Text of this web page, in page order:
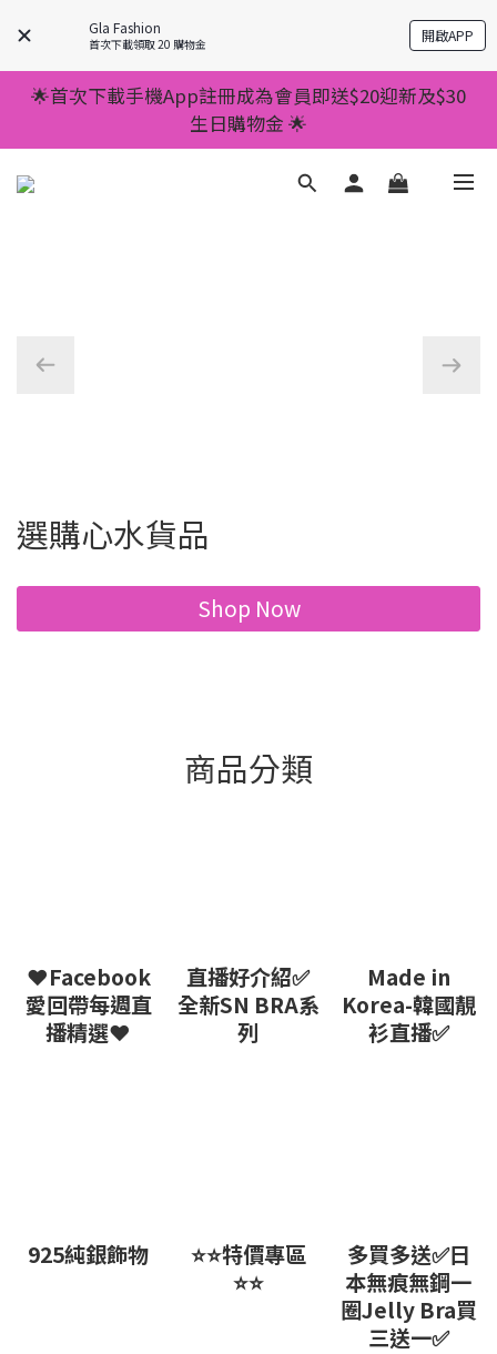
Gla Fashion
首次下載領取 20 購物金 開啟APP
💥正價服裝滿減優惠💥 ✅一件起包順豐 ✅第二件起減
$20 ✅第三件減$40    如此類推⬆不設上限
💥正價服裝滿減優惠💥 ✅一件起包順豐 ✅第二件起減
$20 ✅第三件減$40    如此類推⬆不設上限
🌟首次下載手機App註冊成為會員即送$20迎新及$30
生日購物金 🌟
🌟手機App消費儲積分當購物金用🌟消費1元有1分 🌟
累積滿100分可當1元使用🌟
選購心水貨品
Shop Now
商品分類
❤Facebook
愛回帶每週直
播精選❤
直播好介紹✅
全新SN BRA系
列
Made in
Korea-韓國靚
衫直播✅
925純銀飾物
⭐⭐特價專區
⭐⭐
多買多送✅️日
本無痕無鋼一
圈Jelly Bra買
三送一✅️